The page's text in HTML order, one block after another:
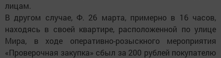
лицам.
В другом случае, Ф. 26 марта, примерно в 16 часов,
находясь в своей квартире, расположенной по улице
Мира, в ходе оперативно-розыскного мероприятия
«Проверочная закупка» сбыл за 200 рублей покупателю